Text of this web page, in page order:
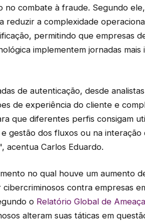
combate à fraude. Segundo
reduzir a complexidade
permitindo que empresas
implementem jornadas mais
de autenticação, desde
de experiência do cliente e
que diferentes perfis consigam
gestão dos fluxos ou na
acentua Carlos Eduardo.
no qual houve um aumento
contra empresas
o Relatório Global de
alteram suas táticas em